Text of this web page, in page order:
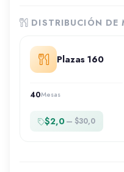
DISTRIBUCIÓN DE
Plazas 160
40Mesas
$2,0 — $30,0